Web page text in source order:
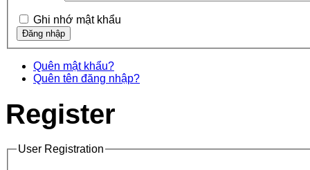
Ghi nhớ mật khẩu
Quên mật khẩu?
Quên tên đăng nhập?
Register
User Registration